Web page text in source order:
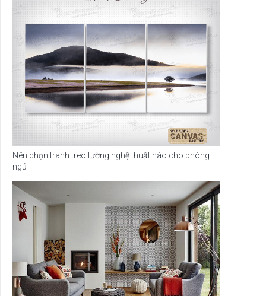
Nên chọn tranh treo tường nghệ thuật nào cho phòng
ngủ